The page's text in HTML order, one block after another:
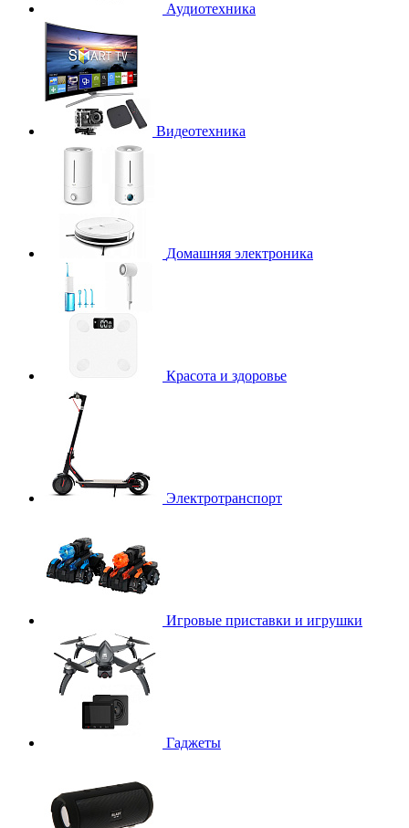
Аудиотехника
Видеотехника
Домашняя электроника
Красота и здоровье
Электротранспорт
Игровые приставки и игрушки
Гаджеты